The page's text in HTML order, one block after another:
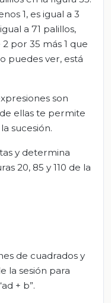
1, es igual a 3
a 71 palillos,
por 35 más 1 que
puedes ver, está
son
ellas te permite
sucesión.
y determina
20, 85 y 110 de la
de cuadrados y
la sesión para
+ b”.